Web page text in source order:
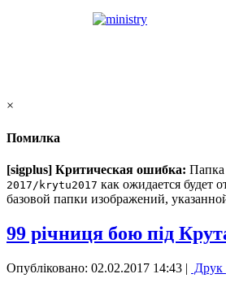
×
Помилка
[sigplus] Критическая ошибка: Папка
2017/krytu2017 как ожидается будет
базовой папки изображений,
99 річниця бою під
Опубліковано: 02.02.2017 14:43 | Друк